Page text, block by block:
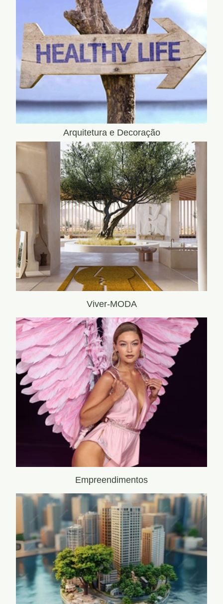
Arquitetura e Decoração
Viver-MODA
Empreendimentos